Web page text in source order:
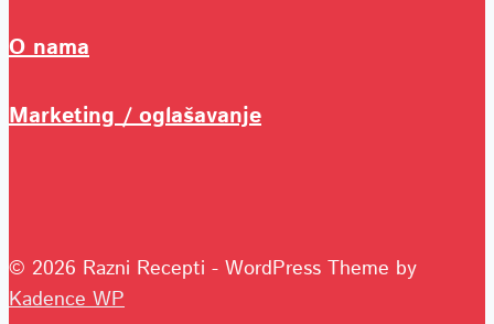
O nama
Marketing / oglašavanje
© 2026 Razni Recepti - WordPress Theme by
Kadence WP